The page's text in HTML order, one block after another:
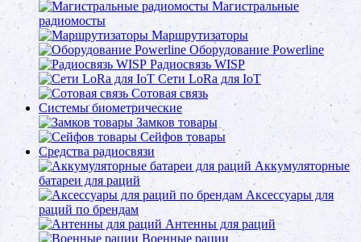
Магистральные
радиомосты
Маршрутизаторы
Оборудование Powerline
Радиосвязь WISP
Сети LoRa для IoT
Сотовая связь
Системы биометрические
Замков товары
Сейфов товары
Средства радиосвязи
Аккумуляторные
батареи для раций
Аксессуары для
раций по брендам
Антенны для раций
Военные рации